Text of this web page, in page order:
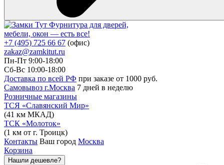
Фурнитура для дверей,
мебели, окон — есть все!
+7 (495) 725 66 67 (офис)
zakaz@zamkitut.ru
Пн-Пт 9:00-18:00
Сб-Вс 10:00-18:00
Доставка по всей РФ при заказе от 1000 руб.
Самовывоз г.Москва 7 дней в неделю
Розничные магазины
ТСЯ «Славянский Мир»
(41 км МКАД)
ТСК «Молоток»
(1 км от г. Троицк)
Контакты Ваш город Москва
Корзина
Нашли дешевле?